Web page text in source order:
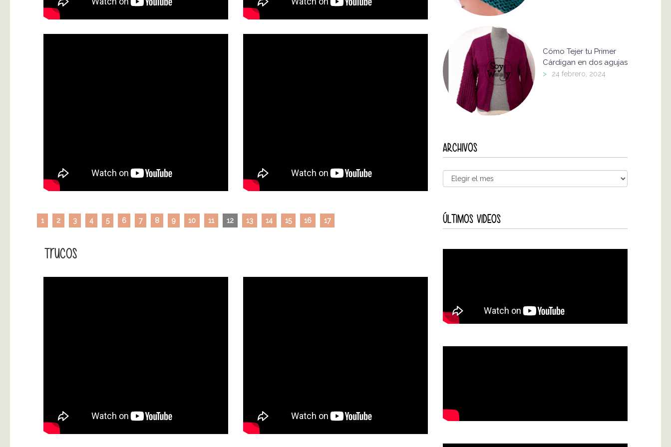
1 2 3 4 5 6 7 8 9 10 11 12 13 14 15 16 17
Trucos
Cómo Tejer tu Primer
Cárdigan en dos agujas
> 24 febrero, 2024
ARCHIVOS
ÚLTIMOS VIDEOS